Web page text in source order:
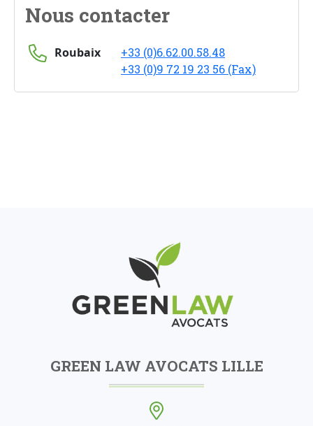
Nous contacter
Roubaix
+33 (0)6.62.00.58.48
+33 (0)9 72 19 23 56 (Fax)
GREEN LAW AVOCATS LILLE